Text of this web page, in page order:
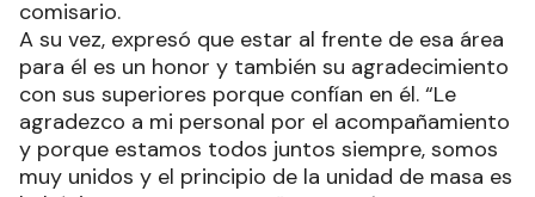
comisario.
A su vez, expresó que estar al frente de esa área
para él es un honor y también su agradecimiento
con sus superiores porque confían en él. “Le
agradezco a mi personal por el acompañamiento
y porque estamos todos juntos siempre, somos
muy unidos y el principio de la unidad de masa es